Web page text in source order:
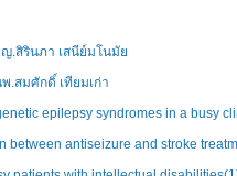
.สิรินภา เสนีย์มโนมัย
.สมศักดิ์ เทียมเก่า
epilepsy syndromes in a busy
between antiseizure and stroke